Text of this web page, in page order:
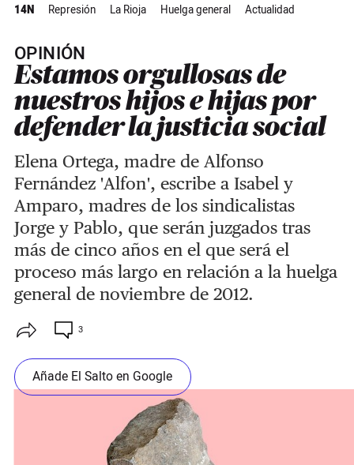
14N Represión La Rioja Huelga general Actualidad
OPINIÓN
Estamos orgullosas de
nuestros hijos e hijas por
defender la justicia social
Elena Ortega, madre de Alfonso
Fernández 'Alfon', escribe a Isabel y
Amparo, madres de los sindicalistas
Jorge y Pablo, que serán juzgados tras
más de cinco años en el que será el
proceso más largo en relación a la huelga
general de noviembre de 2012.
3
Añade El Salto en Google